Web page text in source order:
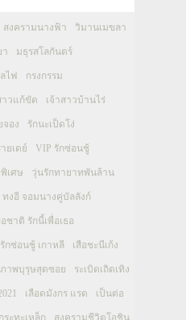
สงครามนางฟ้า วิมานเมขลา
า มธุรสโลกันตร์
ไฟ กรงกรรม
าวแก้ขัด เจ้าสาวบ้านไร่
จอง รักนะเป็ดโง่
ยเดย์ VIP รักซ่อนชู้
เศษ วุ่นรักทายาทพันล้าน
ทงอี จอมนางคู่บัลลังก์
ชาติ รักนี้เพื่อเธอ
กซ่อนชู้ เกาหลี เสือชะนีเก้ง
าพบุรุษสุดซอย ระเบิดเถิดเทิง
เลือดมังกร แรด เป็นต่อ
ระทะเหล็ก สงครามชีวิตโอชิน